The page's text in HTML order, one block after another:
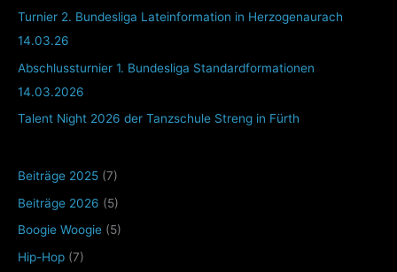
Turnier 2. Bundesliga Lateinformation in Herzogenaurach
14.03.26
Abschlussturnier 1. Bundesliga Standardformationen
14.03.2026
Talent Night 2026 der Tanzschule Streng in Fürth
Beiträge 2025 (7)
Beiträge 2026 (5)
Boogie Woogie (5)
Hip-Hop (7)